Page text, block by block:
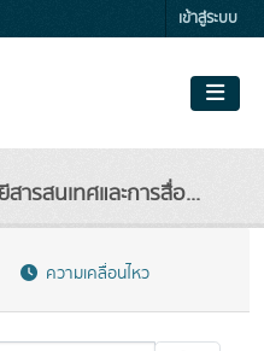
เข้าสู่ระบบ
สารสนเทศและการสื่อ...
ความเคลื่อนไหว